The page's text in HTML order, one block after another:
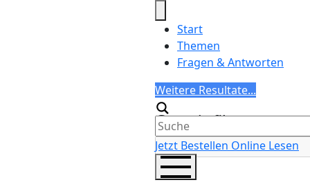
Start
Themen
Fragen & Antworten
Search
Weitere Resultate...
Generic filters
Jetzt Bestellen Online Lesen